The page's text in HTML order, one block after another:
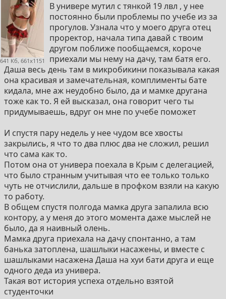
641 Кб, 661x1151
В универе мутил с тянкой 19 лвл , у нее
постоянно были проблемы по учебе из за
прогулов. Узнала что у моего друга отец
проректор, начала типа давай с твоим
другом поближе пообщаемся, короче
приехали мы нему на дачу, там батя его.
Даша весь день там в микробикини показывала какая
она красивая и замечательная, комплименты бате
кидала, мне аж неудобно было, да и мамке другана
тоже как то. Я ей высказал, она говорит чего ты
придумываешь, вдруг он мне по учебе поможет
И спустя пару недель у нее чудом все хвосты
закрылись, я что то два плюс два не сложил, решил
что сама как то.
Потом она от универа поехала в Крым с делегацией,
что было странным учитывая что ее только только
чуть не отчислили, дальше в профком взяли на какую
то работу.
В общем спустя полгода мамка друга запалила всю
контору, а у меня до этого момента даже мыслей не
было, да я наивный олень.
Мамка друга приехала на дачу спонтанно, а там
банька затоплена, шашлыки насажены, и вместе с
шашлыками насажена Даша на хуи бати друга и еще
одного деда из универа.
Такая вот история успеха отдельно взятой
студенточки